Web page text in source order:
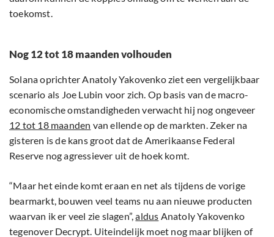
toekomst.
Nog 12 tot 18 maanden volhouden
Solana oprichter Anatoly Yakovenko ziet een vergelijkbaar
scenario als Joe Lubin voor zich. Op basis van de macro-
economische omstandigheden verwacht hij nog ongeveer
12 tot 18 maanden van ellende op de markten. Zeker na
gisteren is de kans groot dat de Amerikaanse Federal
Reserve nog agressiever uit de hoek komt.
“Maar het einde komt eraan en net als tijdens de vorige
bearmarkt, bouwen veel teams nu aan nieuwe producten
waarvan ik er veel zie slagen”,aldus Anatoly Yakovenko
tegenover Decrypt. Uiteindelijk moet nog maar blijken of